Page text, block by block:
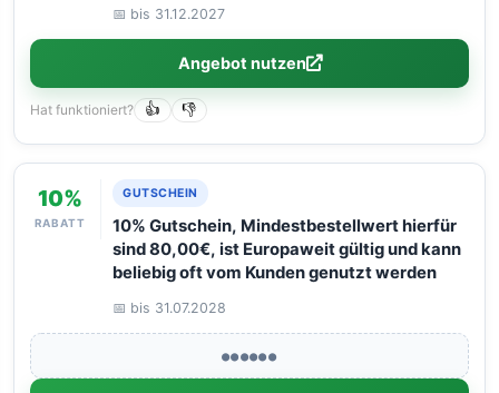
📅 bis 31.12.2027
Angebot nutzen
Hat funktioniert? 👍 👎
10%
RABATT
GUTSCHEIN
10% Gutschein, Mindestbestellwert hierfür
sind 80,00€, ist Europaweit gültig und kann
beliebig oft vom Kunden genutzt werden
📅 bis 31.07.2028
●●●●●●